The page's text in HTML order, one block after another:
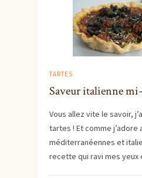
TARTES
Saveur italienne
Vous allez vite le savoir,
tartes ! Et comme j’adore
méditerranéennes et
recette qui ravi mes